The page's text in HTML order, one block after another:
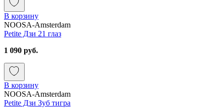
В корзину
NOOSA-Amsterdam
Petite Дзи 21 глаз
1 090 руб.
В корзину
NOOSA-Amsterdam
Petite Дзи Зуб тигра